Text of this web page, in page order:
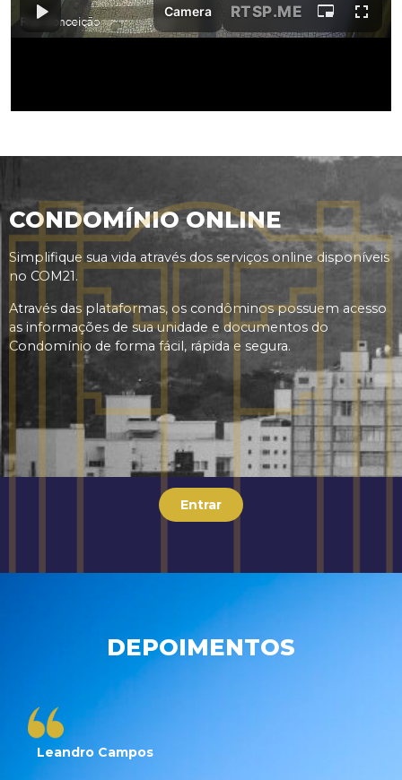
CONDOMÍNIO ONLINE
Simplifique sua vida através dos serviços online disponíveis
no COM21.
Através das plataformas, os condôminos possuem acesso
as informações de sua unidade e documentos do
Condomínio de forma fácil, rápida e segura.
Entrar
DEPOIMENTOS
Leandro Campos